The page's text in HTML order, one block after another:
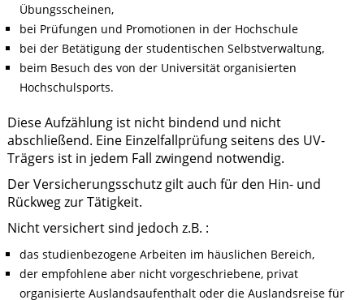
Übungsscheinen,
bei Prüfungen und Promotionen in der Hochschule
bei der Betätigung der studentischen Selbstverwaltung,
beim Besuch des von der Universität organisierten
Hochschulsports.
Diese Aufzählung ist nicht bindend und nicht
abschließend. Eine Einzelfallprüfung seitens des UV-
Trägers ist in jedem Fall zwingend notwendig.
Der Versicherungsschutz gilt auch für den Hin- und
Rückweg zur Tätigkeit.
Nicht versichert sind jedoch z.B. :
das studienbezogene Arbeiten im häuslichen Bereich,
der empfohlene aber nicht vorgeschriebene, privat
organisierte Auslandsaufenthalt oder die Auslandsreise für